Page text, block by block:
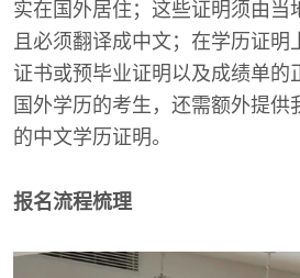
实在国外居住；这些证明须由当
且必须翻译成中文；在学历证明
证书或预毕业证明以及成绩单的
国外学历的考生，还需额外提供
的中文学历证明。
报名流程梳理